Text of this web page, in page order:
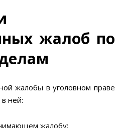
жалоб по
жалобы в уголовном праве
ней:
жалобу;